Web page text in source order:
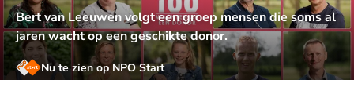
Bert van Leeuwen volgt een groep mensen die soms al
jaren wacht op een geschikte donor.
Nu te zien op NPO Start